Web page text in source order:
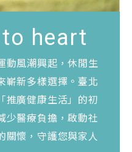
heart
動風潮興起，休閒生
嶄新多樣選擇。臺北
推廣健康生活」的初
少醫療負擔，啟動社
關懷，守護您與家人